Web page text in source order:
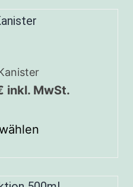
inkl. MwSt.